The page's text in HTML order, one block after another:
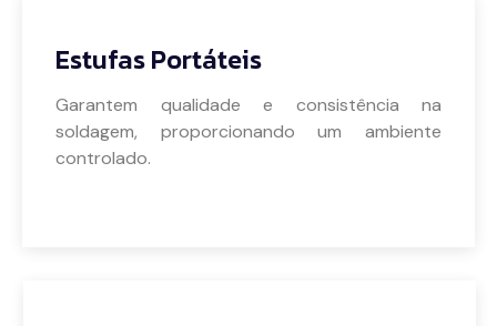
Estufas Portáteis
Garantem qualidade e consistência na
soldagem, proporcionando um ambiente
controlado.